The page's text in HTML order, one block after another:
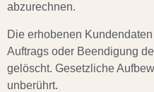
abzurechnen.
Die erhobenen
Auftrags oder Beendigung
gelöscht. Gesetzliche
unberührt.